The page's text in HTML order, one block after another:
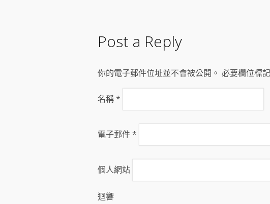
Post a Reply
你的電子郵件位址並不會被公開。 必要欄位標
名稱*
電子郵件*
個人網站
迴響